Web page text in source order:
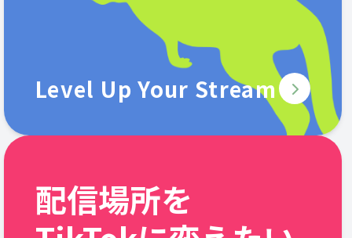
Level Up Your Stream
配信場所を